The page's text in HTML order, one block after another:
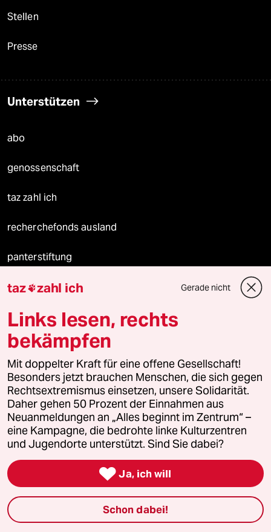
Stellen
Presse
Unterstützen
abo
genossenschaft
taz zahl ich
recherchefonds ausland
panterstiftung
panterpreis 2026
Podcast
bundestalk
fernverbindung
klima update°
Mauerecho
Freie Rede
taz zahl ich Gerade nicht
Links lesen, rechts
bekämpfen
Mit doppelter Kraft für eine offene Gesellschaft!
Besonders jetzt brauchen Menschen, die sich gegen
Rechtsextremismus einsetzen, unsere Solidarität.
Daher gehen 50 Prozent der Einnahmen aus
Neuanmeldungen an „Alles beginnt im Zentrum“ –
eine Kampagne, die bedrohte linke Kulturzentren
und Jugendorte unterstützt. Sind Sie dabei?
 Ja, ich will
Schon dabei!